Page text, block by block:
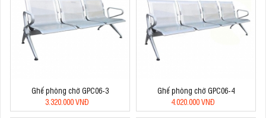
Ghế phòng chờ GPC06-3
3.320.000 VNĐ
Ghế phòng chờ GPC06-4
4.020.000 VNĐ